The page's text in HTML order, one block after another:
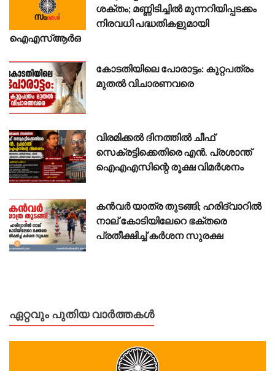
ശക്തം; മണ്ണിടിച്ചിൽ മുന്നറിയിപ്പടക്കം
നിരവധി പദ്ധതികളുമായി
ഐഎസ്ആർഒ
കോടതിയിലെ പോരാട്ടം: കുറ്റപത്രം
മുതൽ വിചാരണവരെ
വിരമിക്കൽ ദിനത്തിൽ ചീഫ്
സെക്രട്ടിക്കെതിരെ എൻ. പ്രശാന്ത്
ഐഎഎസിന്റെ രൂക്ഷ വിമർശനം
കൻവർ യാത്ര തുടങ്ങി; ഹരിദ്വാറിൽ
നാല് കോടിയിലേറെ ഭക്തരെ
പ്രതീക്ഷിച്ച് കർശന സുരക്ഷ
ഏറ്റവും പുതിയ വാർത്തകൾ